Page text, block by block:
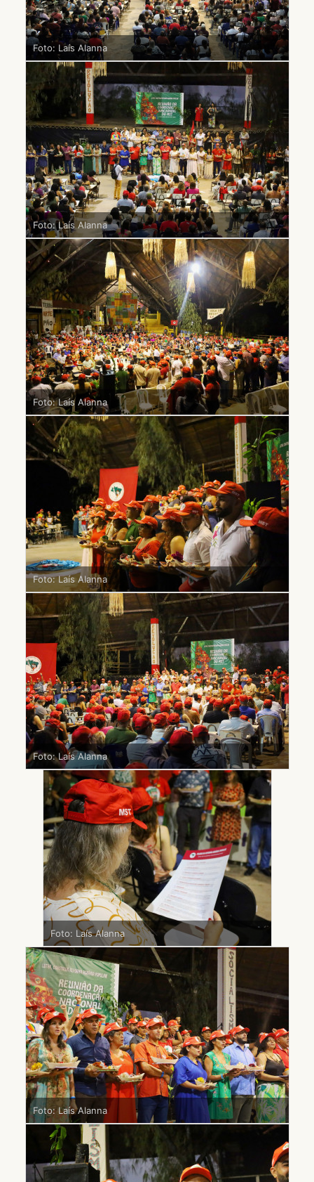
Foto: Laís Alanna
Foto: Laís Alanna
Foto: Laís Alanna
Foto: Laís Alanna
Foto: Laís Alanna
Foto: Laís Alanna
Foto: Laís Alanna